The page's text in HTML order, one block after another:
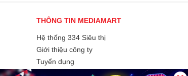
THÔNG TIN MEDIAMART
Hệ thống 334 Siêu thị
Giới thiệu công ty
Tuyển dụng